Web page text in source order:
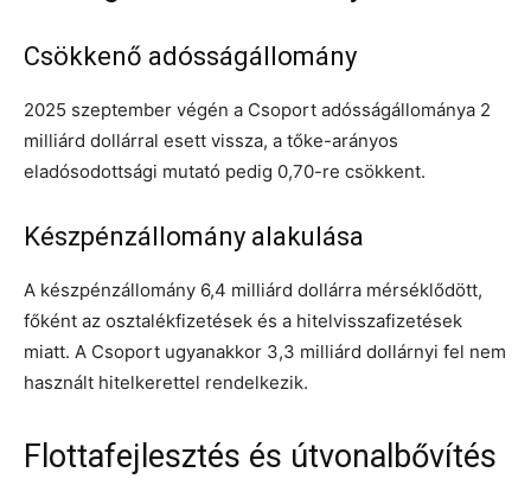
Csökkenő adósságállomány
2025 szeptember végén a Csoport adósságállománya 2
milliárd dollárral esett vissza, a tőke-arányos
eladósodottsági mutató pedig 0,70-re csökkent.
Készpénzállomány alakulása
A készpénzállomány 6,4 milliárd dollárra mérséklődött,
főként az osztalékfizetések és a hitelvisszafizetések
miatt. A Csoport ugyanakkor 3,3 milliárd dollárnyi fel nem
használt hitelkerettel rendelkezik.
Flottafejlesztés és útvonalbővítés